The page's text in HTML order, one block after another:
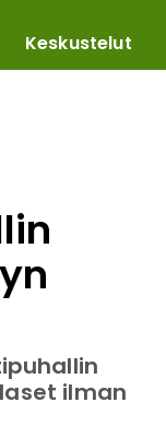
Keskustelut
ilman